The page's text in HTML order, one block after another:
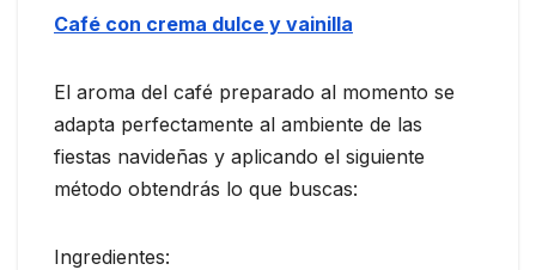
Café con crema dulce y vainilla
El aroma del café preparado al momento se
adapta perfectamente al ambiente de las
fiestas navideñas y aplicando el siguiente
método obtendrás lo que buscas:
Ingredientes: